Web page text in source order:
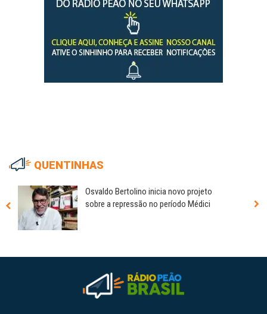
QUENTINHAS
Osvaldo Bertolino inicia novo projeto
sobre a repressão no período Médici